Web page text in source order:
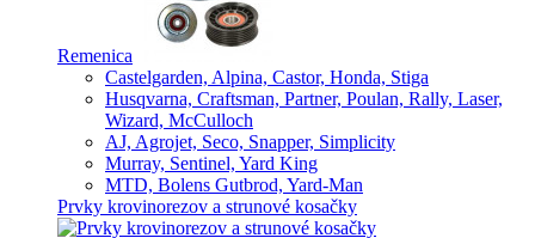
Remenica
Castelgarden, Alpina, Castor, Honda, Stiga
Husqvarna, Craftsman, Partner, Poulan, Rally, Laser,
Wizard, McCulloch
AJ, Agrojet, Seco, Snapper, Simplicity
Murray, Sentinel, Yard King
MTD, Bolens Gutbrod, Yard-Man
Prvky krovinorezov a strunové kosačky